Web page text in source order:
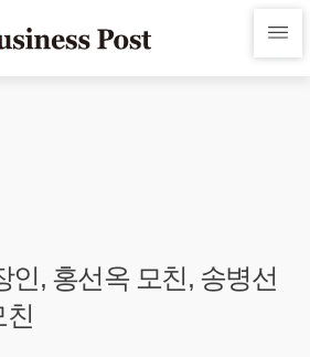
인, 홍선옥 모친, 송병선
친